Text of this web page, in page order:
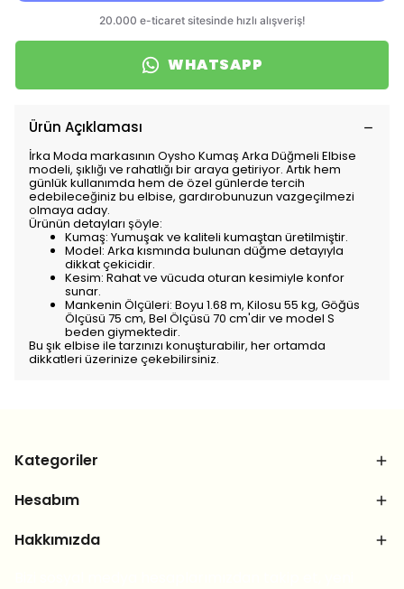
WHATSAPP
Ürün Açıklaması
İrka Moda markasının Oysho Kumaş Arka Düğmeli Elbise
modeli, şıklığı ve rahatlığı bir araya getiriyor. Artık hem
günlük kullanımda hem de özel günlerde tercih
edebileceğiniz bu elbise, gardırobunuzun vazgeçilmezi
olmaya aday.
Ürünün detayları şöyle:
Kumaş: Yumuşak ve kaliteli kumaştan üretilmiştir.
Model: Arka kısmında bulunan düğme detayıyla
dikkat çekicidir.
Kesim: Rahat ve vücuda oturan kesimiyle konfor
sunar.
Mankenin Ölçüleri: Boyu 1.68 m, Kilosu 55 kg, Göğüs
Ölçüsü 75 cm, Bel Ölçüsü 70 cm'dir ve model S
beden giymektedir.
Bu şık elbise ile tarzınızı konuşturabilir, her ortamda
dikkatleri üzerinize çekebilirsiniz.
Kategoriler
Hesabım
Hakkımızda